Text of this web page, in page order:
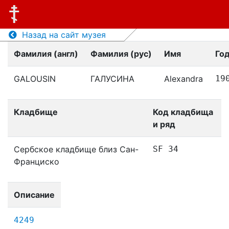
Назад на сайт музея
Фамилия (англ)
Фамилия (рус) Имя
GALOUSIN ГАЛУСИНА Alexandra
Кладбище
Код кладбища
и ряд
Сербское кладбище близ Сан-
Франциско
SF 34
Описание
4249